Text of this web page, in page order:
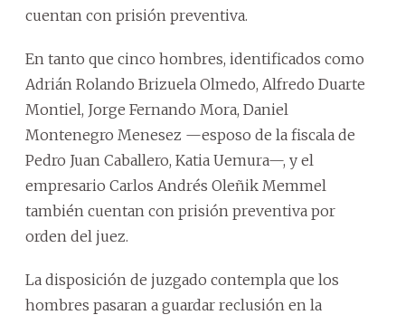
cuentan con prisión preventiva.
En tanto que cinco hombres, identificados como
Adrián Rolando Brizuela Olmedo, Alfredo Duarte
Montiel, Jorge Fernando Mora, Daniel
Montenegro Menesez —esposo de la fiscala de
Pedro Juan Caballero, Katia Uemura—, y el
empresario Carlos Andrés Oleñik Memmel
también cuentan con prisión preventiva por
orden del juez.
La disposición de juzgado contempla que los
hombres pasaran a guardar reclusión en la